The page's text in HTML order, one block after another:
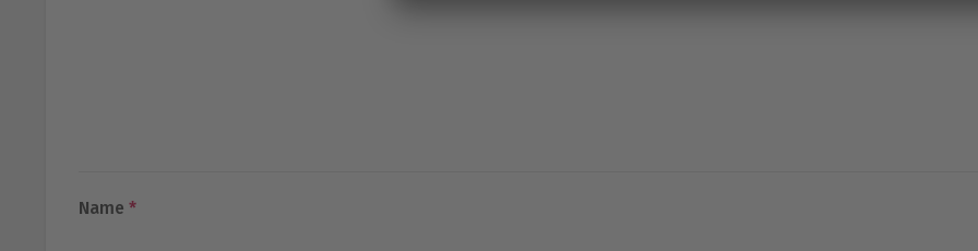
Name *